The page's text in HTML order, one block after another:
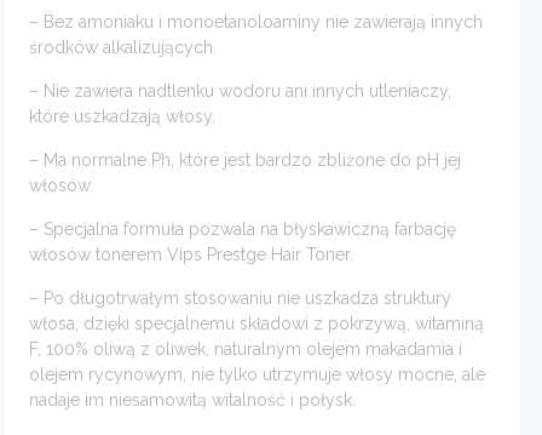
– Bez amoniaku i monoetanoloaminy nie zawierają innych
środków alkalizujących.
– Nie zawiera nadtlenku wodoru ani innych utleniaczy,
które uszkadzają włosy.
– Ma normalne Ph, które jest bardzo zbliżone do pH jej
włosów.
– Specjalna formuła pozwala na błyskawiczną farbację
włosów tonerem Vips Prestge Hair Toner.
– Po długotrwałym stosowaniu nie uszkadza struktury
włosa, dzięki specjalnemu składowi z pokrzywą, witaminą
F, 100% oliwą z oliwek, naturalnym olejem makadamia i
olejem rycynowym, nie tylko utrzymuje włosy mocne, ale
nadaje im niesamowitą witalność i połysk.